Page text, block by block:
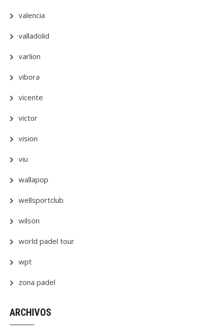
valencia
valladolid
varlion
vibora
vicente
victor
vision
viu
wallapop
wellsportclub
wilson
world padel tour
wpt
zona padel
ARCHIVOS